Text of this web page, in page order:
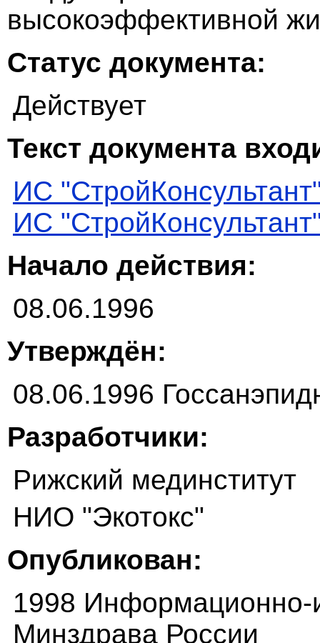
высокоэффективной
Статус документа:
Действует
Текст документа
ИС
ИС
Начало действия:
08.06.1996
Утверждён:
08.06.1996
Разработчики:
Рижский мединститут
НИО "Экотокс"
Опубликован:
1998 Информационно-
Минздрава России